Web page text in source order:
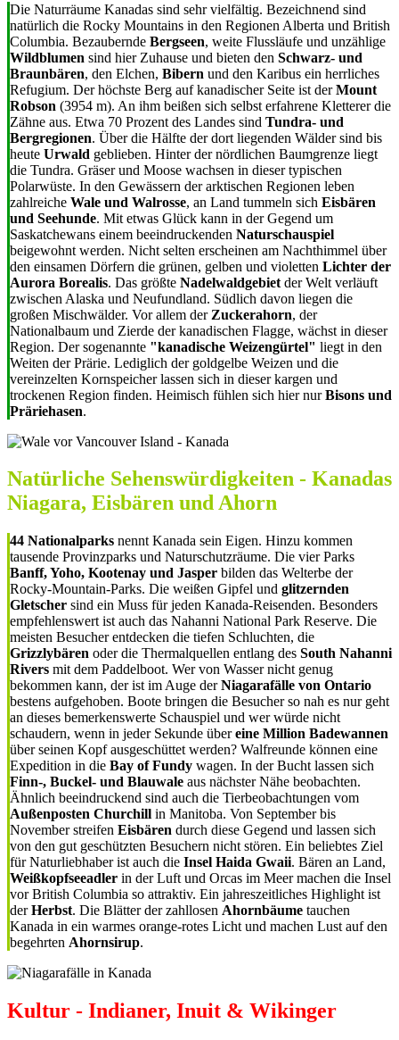
Die Naturräume Kanadas sind sehr vielfältig. Bezeichnend sind
natürlich die Rocky Mountains in den Regionen Alberta und British
Columbia. Bezaubernde Bergseen, weite Flussläufe und unzählige
Wildblumen sind hier Zuhause und bieten den Schwarz- und
Braunbären, den Elchen, Bibern und den Karibus ein herrliches
Refugium. Der höchste Berg auf kanadischer Seite ist derMount
Robson (3954 m). An ihm beißen sich selbst erfahrene Kletterer die
Zähne aus. Etwa 70 Prozent des Landes sind Tundra- und
Bergregionen. Über die Hälfte der dort liegenden Wälder sind bis
heute Urwald geblieben. Hinter der nördlichen Baumgrenze liegt
die Tundra. Gräser und Moose wachsen in dieser typischen
Polarwüste. In den Gewässern der arktischen Regionen leben
zahlreiche Wale und Walrosse, an Land tummeln sich Eisbären
und Seehunde. Mit etwas Glück kann in der Gegend um
Saskatchewans einem beeindruckenden Naturschauspiel
beigewohnt werden. Nicht selten erscheinen am Nachthimmel über
den einsamen Dörfern die grünen, gelben und violetten Lichter der
Aurora Borealis. Das größte Nadelwaldgebiet der Welt verläuft
zwischen Alaska und Neufundland. Südlich davon liegen die
großen Mischwälder. Vor allem derZuckerahorn, der
Nationalbaum und Zierde der kanadischen Flagge, wächst in dieser
Region. Der sogenannte "kanadische Weizengürtel" liegt in den
Weiten der Prärie. Lediglich der goldgelbe Weizen und die
vereinzelten Kornspeicher lassen sich in dieser kargen und
trockenen Region finden. Heimisch fühlen sich hier nurBisons und
Präriehasen.
Natürliche Sehenswürdigkeiten - Kanadas
Niagara, Eisbären und Ahorn
44 Nationalparks nennt Kanada sein Eigen. Hinzu kommen
tausende Provinzparks und Naturschutzräume. Die vier Parks
Banff, Yoho, Kootenay und Jasper bilden das Welterbe der
Rocky-Mountain-Parks. Die weißen Gipfel und glitzernden
Gletscher sind ein Muss für jeden Kanada-Reisenden. Besonders
empfehlenswert ist auch das Nahanni National Park Reserve. Die
meisten Besucher entdecken die tiefen Schluchten, die
Grizzlybären oder die Thermalquellen entlang des South Nahanni
Rivers mit dem Paddelboot. Wer von Wasser nicht genug
bekommen kann, der ist im Auge derNiagarafälle von Ontario
bestens aufgehoben. Boote bringen die Besucher so nah es nur geht
an dieses bemerkenswerte Schauspiel und wer würde nicht
schaudern, wenn in jeder Sekunde übereine Million Badewannen
über seinen Kopf ausgeschüttet werden? Walfreunde können eine
Expedition in die Bay of Fundy wagen. In der Bucht lassen sich
Finn-, Buckel- und Blauwale aus nächster Nähe beobachten.
Ähnlich beeindruckend sind auch die Tierbeobachtungen vom
Außenposten Churchill in Manitoba. Von September bis
November streifen Eisbären durch diese Gegend und lassen sich
von den gut geschützten Besuchern nicht stören. Ein beliebtes Ziel
für Naturliebhaber ist auch die Insel Haida Gwaii. Bären an Land,
Weißkopfseeadler in der Luft und Orcas im Meer machen die Insel
vor British Columbia so attraktiv. Ein jahreszeitliches Highlight ist
derHerbst. Die Blätter der zahllosen Ahornbäume tauchen
Kanada in ein warmes orange-rotes Licht und machen Lust auf den
begehrten Ahornsirup.
Kultur - Indianer, Inuit & Wikinger